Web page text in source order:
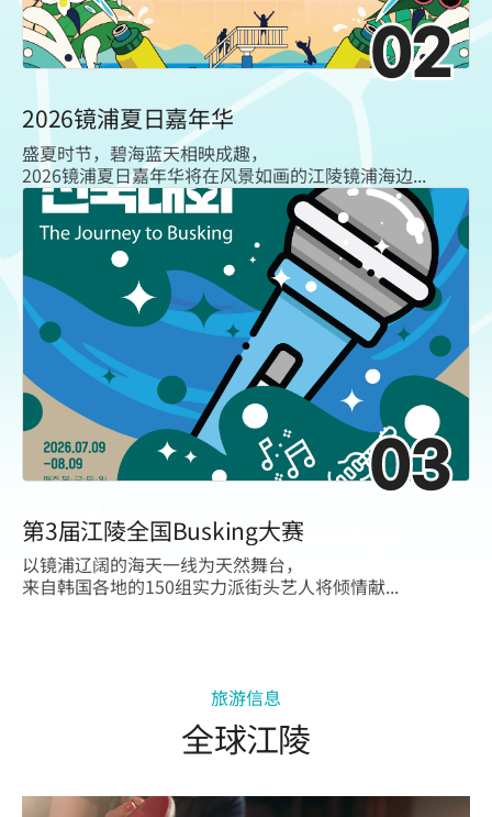
02
2026镜浦夏日嘉年华
盛夏时节，碧海蓝天相映成趣，
2026镜浦夏日嘉年华将在风景如画的江陵镜浦海边...
03
第3届江陵全国Busking大赛
以镜浦辽阔的海天一线为天然舞台，
来自韩国各地的150组实力派街头艺人将倾情献...
旅游信息
全球江陵